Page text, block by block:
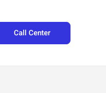
Call Center